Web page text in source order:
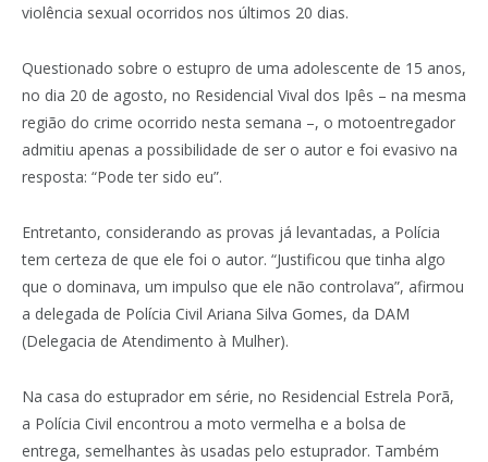
violência sexual ocorridos nos últimos 20 dias.
Questionado sobre o estupro de uma adolescente de 15 anos,
no dia 20 de agosto, no Residencial Vival dos Ipês – na mesma
região do crime ocorrido nesta semana –, o motoentregador
admitiu apenas a possibilidade de ser o autor e foi evasivo na
resposta: “Pode ter sido eu”.
Entretanto, considerando as provas já levantadas, a Polícia
tem certeza de que ele foi o autor. “Justificou que tinha algo
que o dominava, um impulso que ele não controlava”, afirmou
a delegada de Polícia Civil Ariana Silva Gomes, da DAM
(Delegacia de Atendimento à Mulher).
Na casa do estuprador em série, no Residencial Estrela Porã,
a Polícia Civil encontrou a moto vermelha e a bolsa de
entrega, semelhantes às usadas pelo estuprador. Também